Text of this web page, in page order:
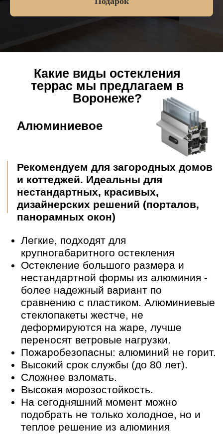
Средние характеристики прочности и
долговечности (до 40 лет).
Взломать проще, чем алюминиевые
окна, зато можно установить детские
стеклопакеты, дополнительные
проветриватели и др.
При пожаре плавится, выделяя дым.
Более дешевый вариант, но менее
ремонтопригодный.
Нельзя применять для фасадного
остекления.